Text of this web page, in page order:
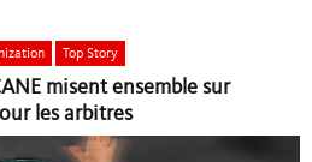
& Formulaires
Top Story
misent ensemble sur
les arbitres